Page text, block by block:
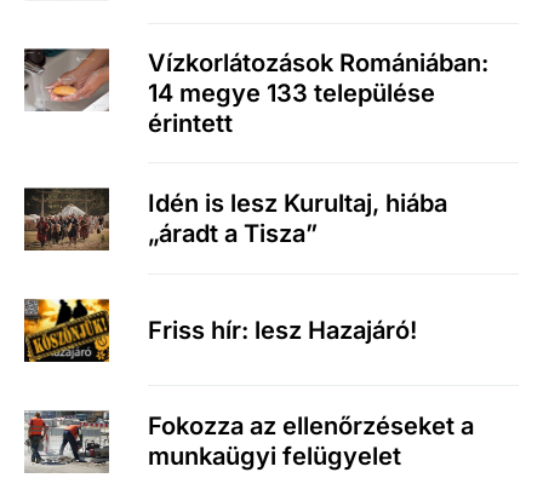
Vízkorlátozások Romániában:
14 megye 133 települése
érintett
Idén is lesz Kurultaj, hiába
„áradt a Tisza”
Friss hír: lesz Hazajáró!
Fokozza az ellenőrzéseket a
munkaügyi felügyelet